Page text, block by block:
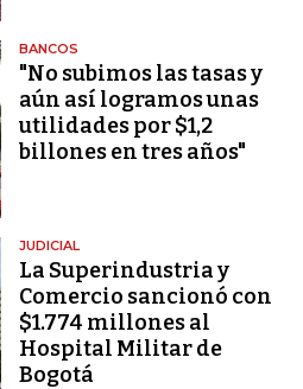
BANCOS
"No subimos las tasas y
aún así logramos unas
utilidades por $1,2
billones en tres años"
JUDICIAL
La Superindustria y
Comercio sancionó con
$1.774 millones al
Hospital Militar de
Bogotá